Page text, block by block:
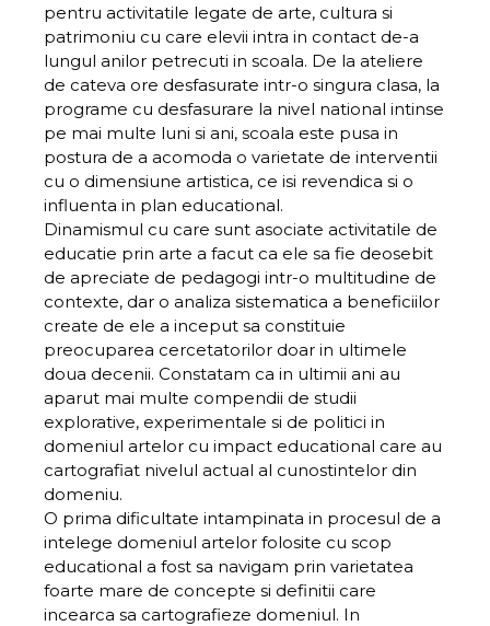
pentru activitatile legate de arte, cultura si
patrimoniu cu care elevii intra in contact de-a
lungul anilor petrecuti in scoala. De la ateliere
de cateva ore desfasurate intr-o singura clasa, la
programe cu desfasurare la nivel national intinse
pe mai multe luni si ani, scoala este pusa in
postura de a acomoda o varietate de interventii
cu o dimensiune artistica, ce isi revendica si o
influenta in plan educational.
Dinamismul cu care sunt asociate activitatile de
educatie prin arte a facut ca ele sa fie deosebit
de apreciate de pedagogi intr-o multitudine de
contexte, dar o analiza sistematica a beneficiilor
create de ele a inceput sa constituie
preocuparea cercetatorilor doar in ultimele
doua decenii. Constatam ca in ultimii ani au
aparut mai multe compendii de studii
explorative, experimentale si de politici in
domeniul artelor cu impact educational care au
cartografiat nivelul actual al cunostintelor din
domeniu.
O prima dificultate intampinata in procesul de a
intelege domeniul artelor folosite cu scop
educational a fost sa navigam prin varietatea
foarte mare de concepte si definitii care
incearca sa cartografieze domeniul. In